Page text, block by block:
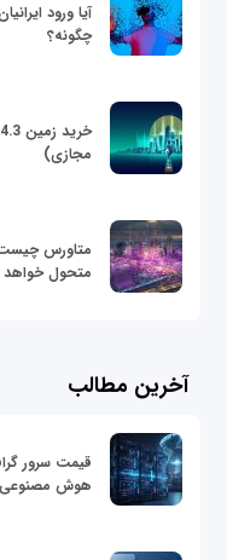
آیا ورود
چگونه؟
مجازی)
متاورس چیست
متحول خواهد
آخرین مطالب
هوش